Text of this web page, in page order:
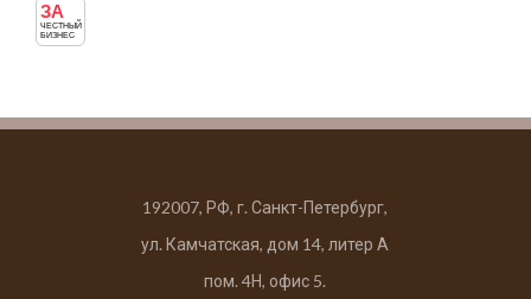
ЗА
ЧЕСТНЫЙ
БИЗНЕС
192007, РФ, г. Санкт-Петербург,
ул. Камчатская, дом 14, литер А
пом. 4Н, офис 5.